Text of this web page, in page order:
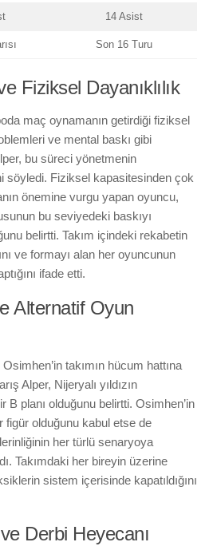
14 Asist
Son 16 Turu
Fiziksel Dayanıklılık
maç oynamanın getirdiği fiziksel
ve mental baskı gibi
bu süreci yönetmenin
söyledi. Fiziksel kapasitesinden çok
önemine vurgu yapan oyuncu,
bu seviyedeki baskıyı
belirtti. Takım içindeki rekabetin
ve formayı alan her oyuncunun
ifade etti.
Alternatif Oyun
takımın hücum hattına
Alper, Nijeryalı yıldızın
B planı olduğunu belirtti. Osimhen’in
figür olduğunu kabul etse de
her türlü senaryoya
Takımdaki her bireyin üzerine
sistem içerisinde kapatıldığını
Derbi Heyecanı